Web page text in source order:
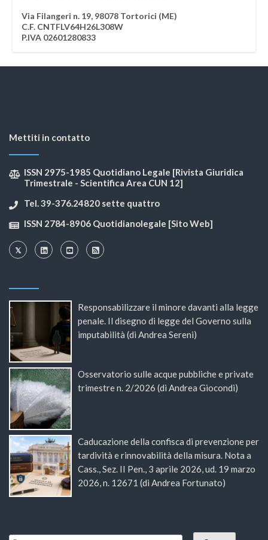
Via Filangeri n. 19, 98078 Tortorici (ME)
C.F. CNTFLV64H26L308W
P.IVA 02601280833
Mettiti in contatto
ISSN 2975-1985 Quotidiano Legale [Rivista Giuridica
Trimestrale - Scientifica Area CUN 12]
Tel. 39-376.24820 sette quattro
ISSN 2784-8906 Quotidianolegale [Sito Web]
Responsabilizzare il minore davanti alla legge
penale. Il disegno di legge del Governo sulla
imputabilità (di Andrea Sereni)
Osservatorio sulle acque pubbliche e private
trimestre n. 2/2026 (di Andrea Giocondi)
Caducazione della confisca di prevenzione per
tardività e rinnovabilità della misura. Nota a
Cass., Sez. II Pen., 3 aprile 2026, ud. 19 marzo
2026, n. 12671 (di Andrea Fortunato)